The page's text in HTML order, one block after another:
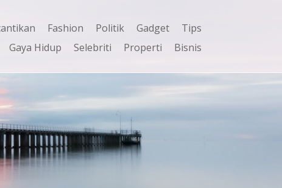
Fashion Politik Gadget
Tips
Gaya Hidup Selebriti Properti Bisnis